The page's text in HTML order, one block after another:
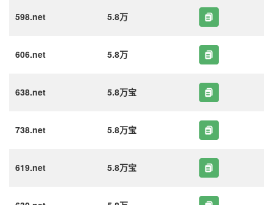
598.net 5.8万
606.net 5.8万
638.net 5.8万宝
738.net 5.8万宝
619.net 5.8万宝